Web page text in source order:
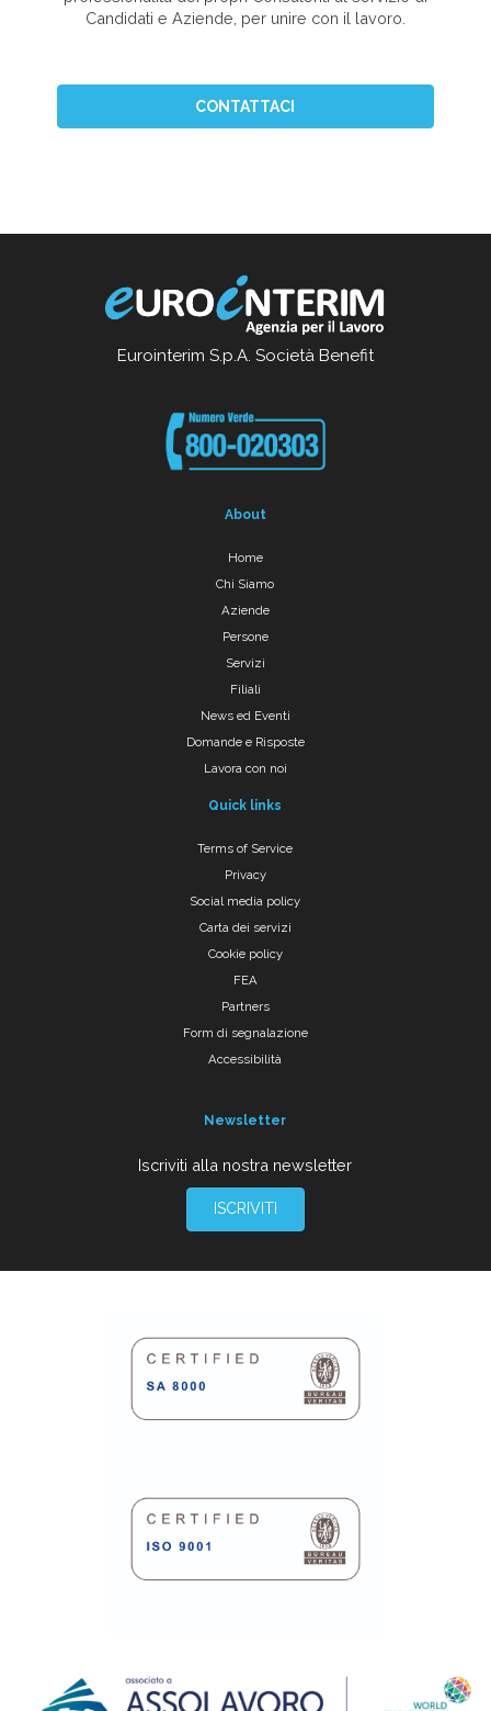
Candidati e Aziende, per unire con il lavoro.
CONTATTACI
Eurointerim S.p.A. Società Benefit
About
Home
Chi Siamo
Aziende
Persone
Servizi
Filiali
News ed Eventi
Domande e Risposte
Lavora con noi
Quick links
Terms of Service
Privacy
Social media policy
Carta dei servizi
Cookie policy
FEA
Partners
Form di segnalazione
Accessibilità
Newsletter
Iscriviti alla nostra newsletter
ISCRIVITI